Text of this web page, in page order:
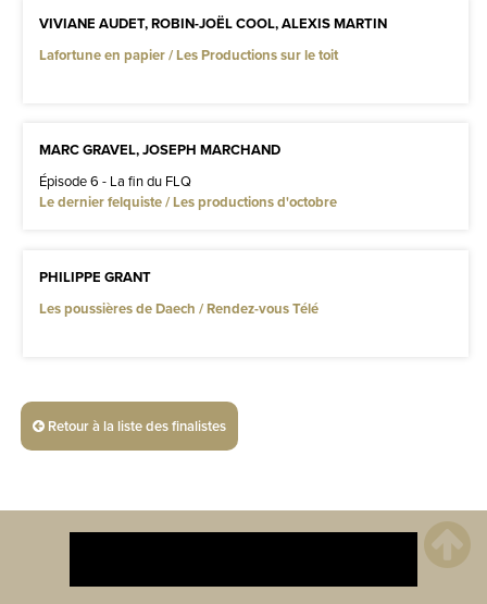
VIVIANE AUDET, ROBIN-JOËL COOL, ALEXIS MARTIN
Lafortune en papier / Les Productions sur le toit
MARC GRAVEL, JOSEPH MARCHAND
Épisode 6 - La fin du FLQ
Le dernier felquiste / Les productions d'octobre
PHILIPPE GRANT
Les poussières de Daech / Rendez-vous Télé
Retour à la liste des finalistes